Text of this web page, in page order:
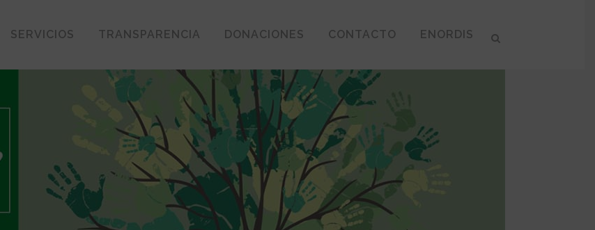
SERVICIOS TRANSPARENCIA DONACIONES CONTACTO ENORDIS